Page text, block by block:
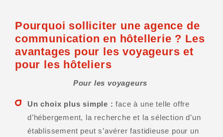
Pourquoi solliciter une agence de
communication en hôtellerie ? Les
avantages pour les voyageurs et
pour les hôteliers
Pour les voyageurs
Un choix plus simple :face à une telle offre
d’hébergement, la recherche et la sélection d’un
établissement peut s’avérer fastidieuse pour un